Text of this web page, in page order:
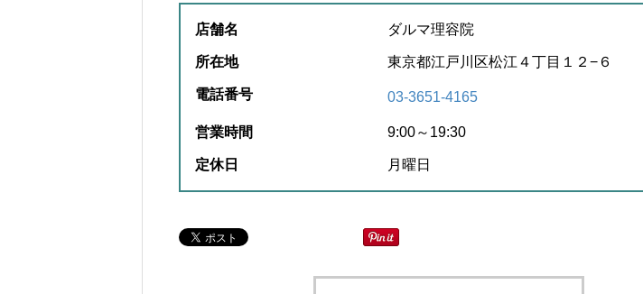
店舗名 ダルマ理容院
所在地 東京都江戸川区松江４丁目１２−６
電話番号 03-3651-4165
営業時間 9:00～19:30
定休日 月曜日